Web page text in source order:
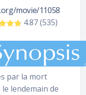
movie/11058
4.87 (535)
par la mort
lendemain de